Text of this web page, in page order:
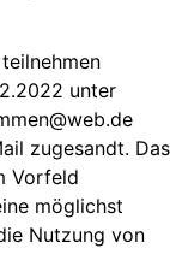
unter
zugesandt. Das
Vorfeld
möglichst
Nutzung von